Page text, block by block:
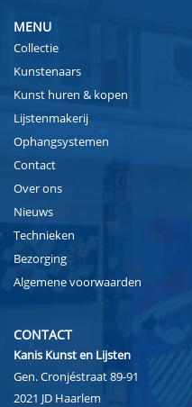
MENU
Collectie
Kunstenaars
Kunst huren & kopen
Lijstenmakerij
Ophangsystemen
Contact
Over ons
Nieuws
Technieken
Bezorging
Algemene voorwaarden
CONTACT
Kanis Kunst en Lijsten
Gen. Cronjéstraat 89-91
2021 JD Haarlem